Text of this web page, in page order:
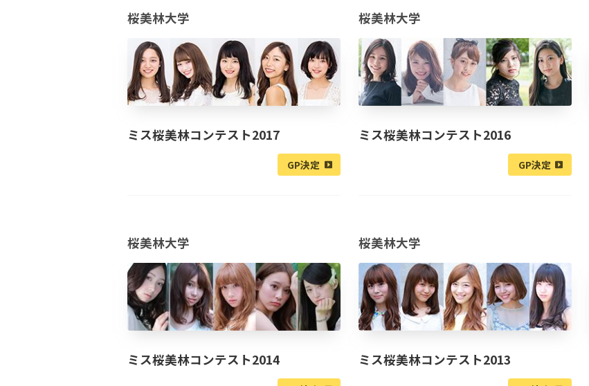
桜美林大学
ミス桜美林コンテスト2017
GP決定
桜美林大学
ミス桜美林コンテスト2016
GP決定
桜美林大学
ミス桜美林コンテスト2014
桜美林大学
ミス桜美林コンテスト2013